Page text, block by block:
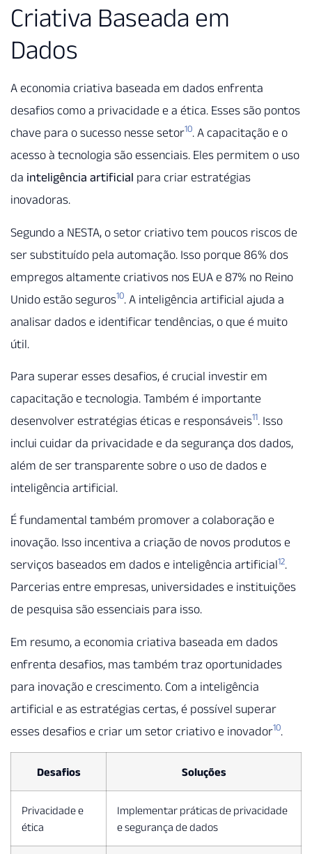
Criativa Baseada em
Dados
A economia criativa baseada em dados enfrenta
desafios como a privacidade e a ética. Esses são pontos
chave para o sucesso nesse setor10. A capacitação e o
acesso à tecnologia são essenciais. Eles permitem o uso
da inteligência artificial para criar estratégias
inovadoras.
Segundo a NESTA, o setor criativo tem poucos riscos de
ser substituído pela automação. Isso porque 86% dos
empregos altamente criativos nos EUA e 87% no Reino
Unido estão seguros10. A inteligência artificial ajuda a
analisar dados e identificar tendências, o que é muito
útil.
Para superar esses desafios, é crucial investir em
capacitação e tecnologia. Também é importante
desenvolver estratégias éticas e responsáveis11. Isso
inclui cuidar da privacidade e da segurança dos dados,
além de ser transparente sobre o uso de dados e
inteligência artificial.
É fundamental também promover a colaboração e
inovação. Isso incentiva a criação de novos produtos e
serviços baseados em dados e inteligência artificial12.
Parcerias entre empresas, universidades e instituições
de pesquisa são essenciais para isso.
Em resumo, a economia criativa baseada em dados
enfrenta desafios, mas também traz oportunidades
para inovação e crescimento. Com a inteligência
artificial e as estratégias certas, é possível superar
esses desafios e criar um setor criativo e inovador10.
Desafios Soluções
Privacidade e
ética
Implementar práticas de privacidade
e segurança de dados